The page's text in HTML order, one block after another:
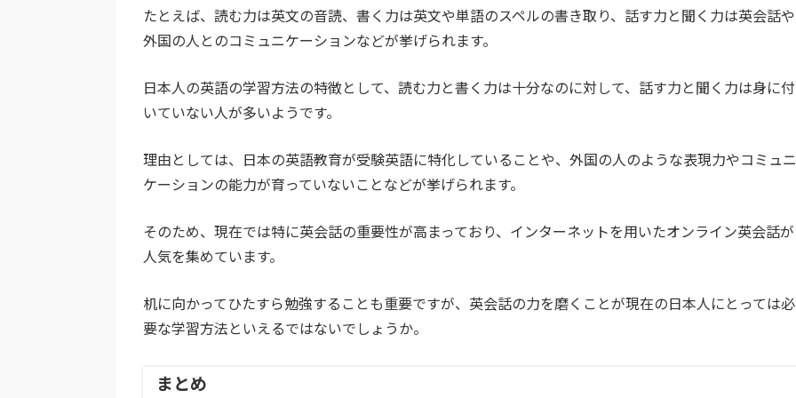
たとえば、読む力は英文の音読、書く力は英文や単語のスペルの書き取り、話す力と聞く力は英会話や
外国の人とのコミュニケーションなどが挙げられます。
日本人の英語の学習方法の特徴として、読む力と書く力は十分なのに対して、話す力と聞く力は身に付
いていない人が多いようです。
理由としては、日本の英語教育が受験英語に特化していることや、外国の人のような表現力やコミュニ
ケーションの能力が育っていないことなどが挙げられます。
そのため、現在では特に英会話の重要性が高まっており、インターネットを用いたオンライン英会話が
人気を集めています。
机に向かってひたすら勉強することも重要ですが、英会話の力を磨くことが現在の日本人にとっては必
要な学習方法といえるではないでしょうか。
まとめ